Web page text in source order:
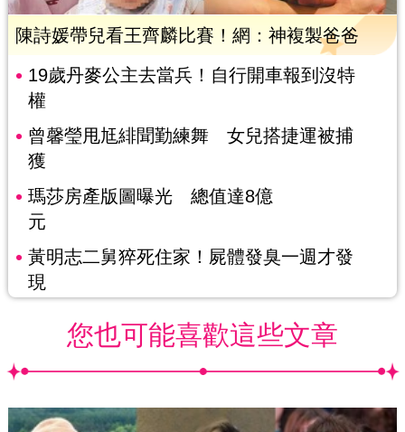
陳詩媛帶兒看王齊麟比賽！網：神複製爸爸
19歲丹麥公主去當兵！自行開車報到沒特
權
曾馨瑩甩尪緋聞勤練舞 女兒搭捷運被捕
獲
瑪莎房產版圖曝光 總值達8億
元
黃明志二舅猝死住家！屍體發臭一週才發
現
您也可能喜歡這些文章